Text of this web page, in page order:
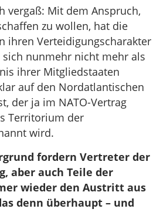
vergaß: Mit dem Anspruch,
zu wollen, hat die
ihren Verteidigungscharakter
sich nunmehr nicht mehr als
ihrer Mitgliedstaaten
auf den Nordatlantischen
der ja im NATO-Vertrag
Territorium der
wird.
fordern Vertreter der
aber auch Teile der
wieder den Austritt aus
denn überhaupt – und